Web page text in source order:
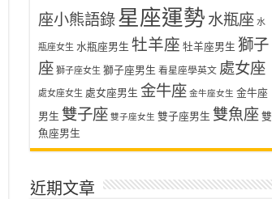
座小熊語錄星座運勢 水瓶座 水
瓶座女生 水瓶座男生 牡羊座 牡羊座男生 獅子
座 獅子座女生 獅子座男生 看星座學英文 處女座
處女座女生 處女座男生 金牛座 金牛座女生 金牛座
男生 雙子座 雙子座女生 雙子座男生 雙魚座 雙
魚座男生
近期文章